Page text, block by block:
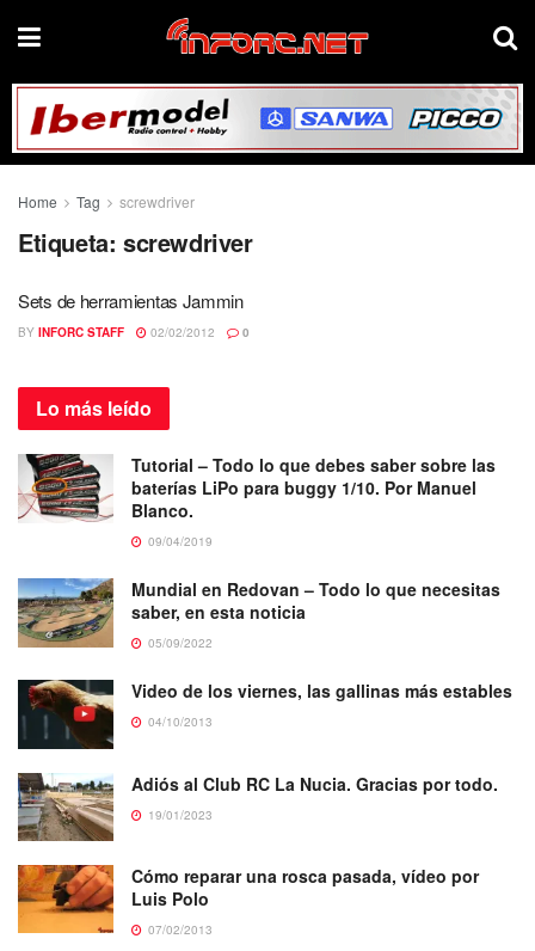
Home Tag screwdriver
Etiqueta: screwdriver
Sets de herramientas Jammin
BY INFORC STAFF 02/02/2012 0
Lo más leído
Tutorial – Todo lo que debes saber sobre las
baterías LiPo para buggy 1/10. Por Manuel
Blanco.
09/04/2019
Mundial en Redovan – Todo lo que necesitas
saber, en esta noticia
05/09/2022
Video de los viernes, las gallinas más estables
04/10/2013
Adiós al Club RC La Nucia. Gracias por todo.
19/01/2023
Cómo reparar una rosca pasada, vídeo por
Luis Polo
07/02/2013